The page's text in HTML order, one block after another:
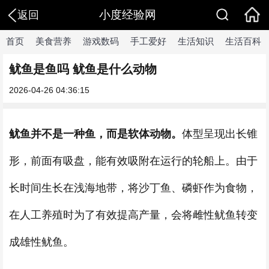
返回 小度经验网
首页 美食营养 游戏数码 手工爱好 生活知识 生活百科
​鱿鱼是鱼吗 鱿鱼是什么动物
2026-04-26 04:36:15
鱿鱼并不是一种鱼，而是软体动物。 体型呈现出长锥
形，前面有吸盘，能有效吸附在运行的轮船上。由于
长时间生长在浅海地带，将沙丁鱼、磷虾作为食物，
在人工养殖时为了有效提高产量，会将雌性鱿鱼转变
成雄性鱿鱼。